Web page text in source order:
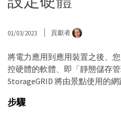
01/03/2023 貢獻者
將電力應用到應用裝置之後、
控硬體的軟體、即「靜態儲存
StorageGRID 將由景點使用的網
步驟